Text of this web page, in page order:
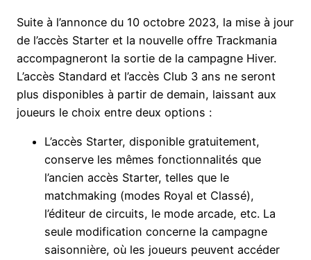
Suite à l’annonce du 10 octobre 2023, la mise à jour
de l’accès Starter et la nouvelle offre Trackmania
accompagneront la sortie de la campagne Hiver.
L’accès Standard et l’accès Club 3 ans ne seront
plus disponibles à partir de demain, laissant aux
joueurs le choix entre deux options :
L’accès Starter, disponible gratuitement,
conserve les mêmes fonctionnalités que
l’ancien accès Starter, telles que le
matchmaking (modes Royal et Classé),
l’éditeur de circuits, le mode arcade, etc. La
seule modification concerne la campagne
saisonnière, où les joueurs peuvent accéder